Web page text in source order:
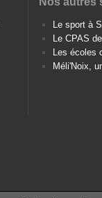
Le sport à
Le CPAS
Les écoles
Méli'Noix,